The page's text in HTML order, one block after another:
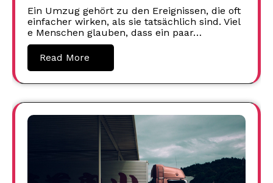
Ein Umzug gehört zu den Ereignissen, die oft
einfacher wirken, als sie tatsächlich sind. Viel
e Menschen glauben, dass ein paar…
Read More